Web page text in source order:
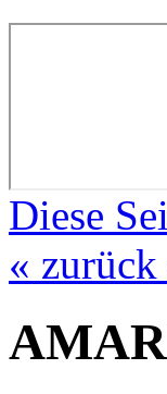
Diese
«